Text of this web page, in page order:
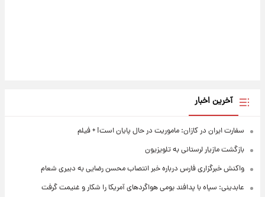
آخرین اخبار
سفارت ایران در کازان: ماموریت در حال پایان است! + فیلم
بازگشت مازیار لرستانی به تلویزیون
واکنش خبرگزاری فارس درباره خبر انتصاب محسن رضایی به دبیری شعام
عابدینی: سپاه با پدافند بومی هواگردهای آمریکا را شکار و غنیمت گرفت